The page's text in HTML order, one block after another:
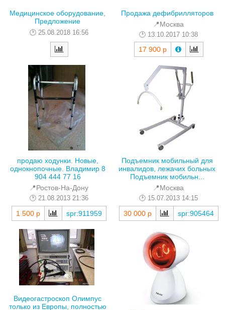
Медицинское оборудование,
Предложение
25.08.2018 16:56
Продажа дефибрилляторов
📍Москва
13.10.2017 10:38
17 900 р
продаю ходунки. Новые,
однокнопочные. Владимир 8
904 444 77 16
📍Ростов-На-Дону
21.08.2013 21:36
1 500 р spr:911959
Подъемник мобильный для
инвалидов, лежачих больных
Подъемник мобильн...
📍Москва
15.07.2013 14:15
30 000 р spr:905464
Видеогастроскоп Олимпус
только из Европы, полностью